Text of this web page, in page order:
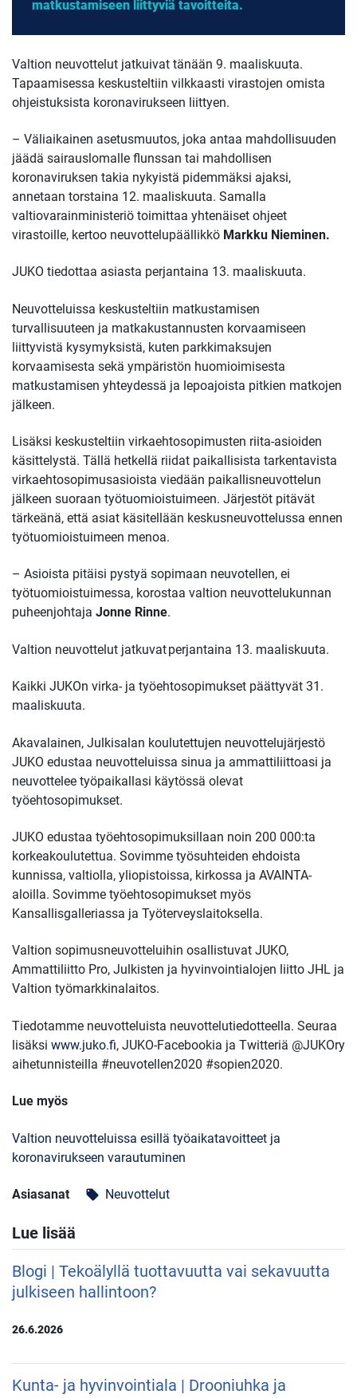
matkustamiseen liittyviä tavoitteita.
Valtion neuvottelut jatkuivat tänään 9. maaliskuuta.
Tapaamisessa keskusteltiin vilkkaasti virastojen omista
ohjeistuksista koronavirukseen liittyen.
– Väliaikainen asetusmuutos, joka antaa mahdollisuuden
jäädä sairauslomalle flunssan tai mahdollisen
koronaviruksen takia nykyistä pidemmäksi ajaksi,
annetaan torstaina 12. maaliskuuta. Samalla
valtiovarainministeriö toimittaa yhtenäiset ohjeet
virastoille, kertoo neuvottelupäällikkö Markku Nieminen.
JUKO tiedottaa asiasta perjantaina 13. maaliskuuta.
Neuvotteluissa keskusteltiin matkustamisen
turvallisuuteen ja matkakustannusten korvaamiseen
liittyvistä kysymyksistä, kuten parkkimaksujen
korvaamisesta sekä ympäristön huomioimisesta
matkustamisen yhteydessä ja lepoajoista pitkien matkojen
jälkeen.
Lisäksi keskusteltiin virkaehtosopimusten riita-asioiden
käsittelystä. Tällä hetkellä riidat paikallisista tarkentavista
virkaehtosopimusasioista viedään paikallisneuvottelun
jälkeen suoraan työtuomioistuimeen. Järjestöt pitävät
tärkeänä, että asiat käsitellään keskusneuvottelussa ennen
työtuomioistuimeen menoa.
– Asioista pitäisi pystyä sopimaan neuvotellen, ei
työtuomioistuimessa, korostaa valtion neuvottelukunnan
puheenjohtaja Jonne Rinne.
Valtion neuvottelut jatkuvat perjantaina 13. maaliskuuta.
Kaikki JUKOn virka- ja työehtosopimukset päättyvät 31.
maaliskuuta.
Akavalainen, Julkisalan koulutettujen neuvottelujärjestö
JUKO edustaa neuvotteluissa sinua ja ammattiliittoasi ja
neuvottelee työpaikallasi käytössä olevat
työehtosopimukset.
JUKO edustaa työehtosopimuksillaan noin 200 000:ta
korkeakoulutettua. Sovimme työsuhteiden ehdoista
kunnissa, valtiolla, yliopistoissa, kirkossa ja AVAINTA-
aloilla. Sovimme työehtosopimukset myös
Kansallisgalleriassa ja Työterveyslaitoksella.
Valtion sopimusneuvotteluihin osallistuvat JUKO,
Ammattiliitto Pro, Julkisten ja hyvinvointialojen liitto JHL ja
Valtion työmarkkinalaitos.
Tiedotamme neuvotteluista neuvottelutiedotteella. Seuraa
lisäksi www.juko.fi, JUKO-Facebookia ja Twitteriä @JUKOry
aihetunnisteilla #neuvotellen2020 #sopien2020.
Lue myös
Valtion neuvotteluissa esillä työaikatavoitteet ja
koronavirukseen varautuminen
Asiasanat local_offer Neuvottelut
Lue lisää
Blogi | Tekoälyllä tuottavuutta vai sekavuutta
julkiseen hallintoon?
26.6.2026
Kunta- ja hyvinvointiala | Drooniuhka ja